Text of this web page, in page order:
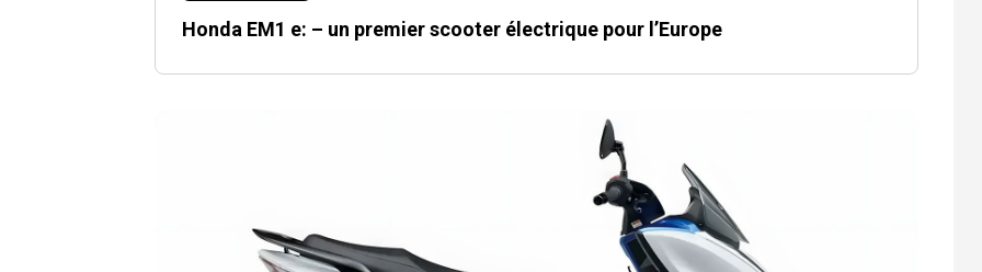
Honda EM1 e: – un premier scooter électrique pour l’Europe